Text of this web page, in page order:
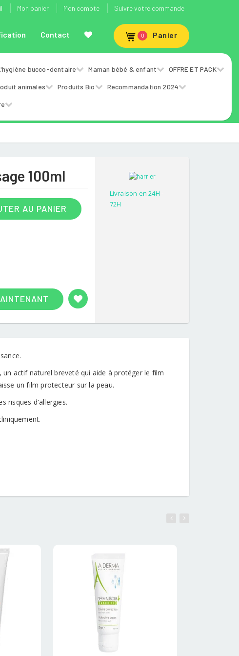
Mon panier Mon compte Suivre votre commande
Contact 0 Panier
bucco-dentaire Maman bébé & enfant OFFRE ET PACK
animales Produits Bio Recommandation 2024
100ml
AU PANIER
Livraison en 24H -
72H
actif naturel breveté qui aide à protéger le film
un film protecteur sur la peau.
risques d'allergies.